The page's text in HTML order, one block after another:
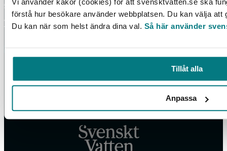
förstå hur besökare använder webbplatsen. Du kan välja att
Du kan när som helst ändra dina val. Så här använder
Tillåt alla
Anpassa
dataskyddspolicy.
Tillgänglighetsredogörelse